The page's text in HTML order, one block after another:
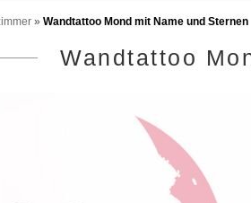
» Wandtattoo Mond mit Name und Sternen
Wandtattoo